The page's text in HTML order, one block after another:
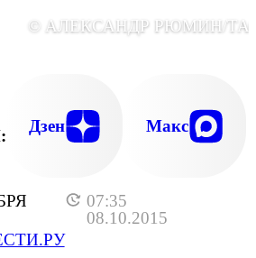
07:35
08.10.2015
© АЛЕКСАНДР РЮМИН/
Дзен Макс